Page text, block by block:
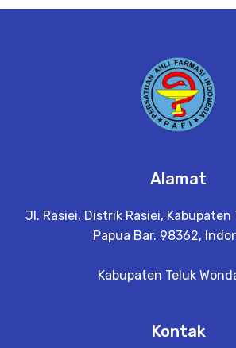
Alamat
Jl. Rasiei, Distrik Rasiei, Kabupaten
Papua Bar. 98362,
Kabupaten Teluk
Kontak